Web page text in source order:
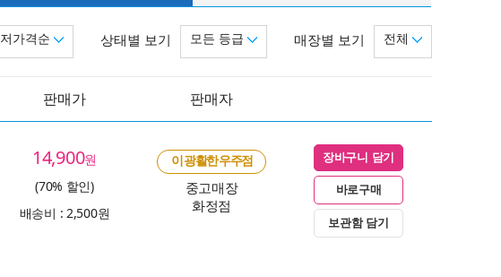
매장별 보기 전체
상태별 보기 모든 등급
저가격순
판매가 판매자
14,900원
(70% 할인)
배송비 : 2,500원
이 광활한 우주점
중고매장
화정점
장바구니 담기
바로구매
보관함 담기